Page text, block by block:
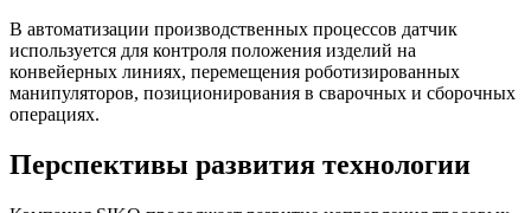
В автоматизации производственных процессов датчик
используется для контроля положения изделий на
конвейерных линиях, перемещения роботизированных
манипуляторов, позиционирования в сварочных и сборочных
операциях.
Перспективы развития технологии